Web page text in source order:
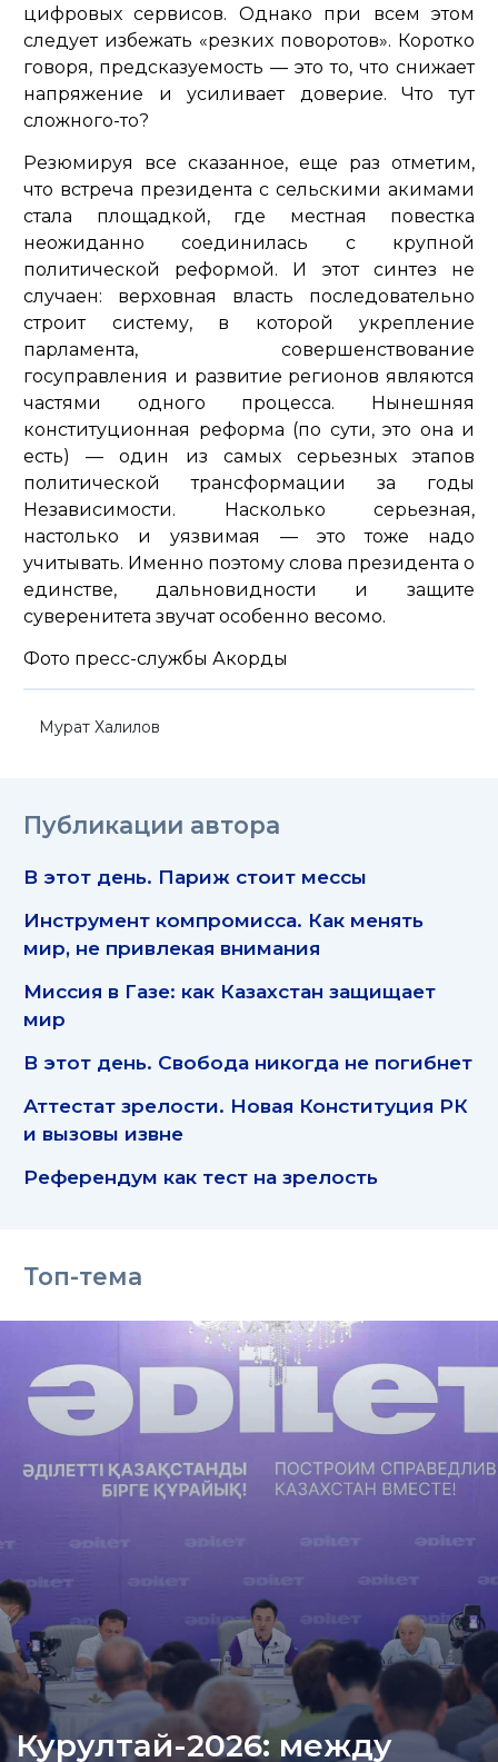
цифровых сервисов. Однако при всем этом
следует избежать «резких поворотов». Коротко
говоря, предсказуемость — это то, что снижает
напряжение и усиливает доверие. Что тут
сложного-то?
Резюмируя все сказанное, еще раз отметим,
что встреча президента с сельскими акимами
стала площадкой, где местная повестка
неожиданно соединилась с крупной
политической реформой. И этот синтез не
случаен: верховная власть последовательно
строит систему, в которой укрепление
парламента, совершенствование
госуправления и развитие регионов являются
частями одного процесса. Нынешняя
конституционная реформа (по сути, это она и
есть) — один из самых серьезных этапов
политической трансформации за годы
Независимости. Насколько серьезная,
настолько и уязвимая — это тоже надо
учитывать. Именно поэтому слова президента о
единстве, дальновидности и защите
суверенитета звучат особенно весомо.
Фото пресс-службы Акорды
Мурат Халилов
Публикации автора
В этот день. Париж стоит мессы
Инструмент компромисса. Как менять
мир, не привлекая внимания
Миссия в Газе: как Казахстан защищает
мир
В этот день. Свобода никогда не погибнет
Аттестат зрелости. Новая Конституция РК
и вызовы извне
Референдум как тест на зрелость
Топ-тема
Курултай-2026: между